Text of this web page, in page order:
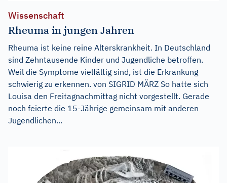
Wissenschaft
Rheuma in jungen Jahren
Rheuma ist keine reine Alterskrankheit. In Deutschland
sind Zehntausende Kinder und Jugendliche betroffen.
Weil die Symptome vielfältig sind, ist die Erkrankung
schwierig zu erkennen. von SIGRID MÄRZ So hatte sich
Louisa den Freitagnachmittag nicht vorgestellt. Gerade
noch feierte die 15-Jährige gemeinsam mit anderen
Jugendlichen...